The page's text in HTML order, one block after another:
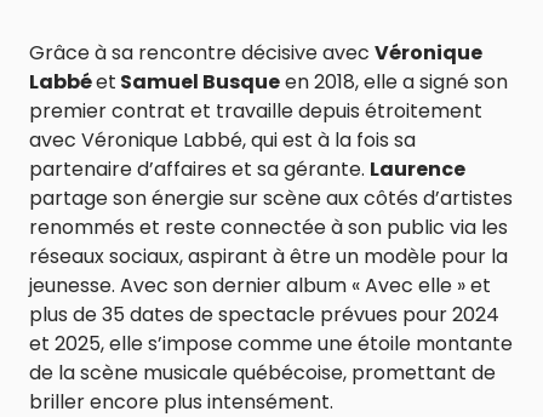
Grâce à sa rencontre décisive avec Véronique
Labbéet Samuel Busqueen 2018, elle a signé son
premier contrat et travaille depuis étroitement
avec Véronique Labbé, qui est à la fois sa
partenaire d’affaires et sa gérante. Laurence
partage son énergie sur scène aux côtés d’artistes
renommés et reste connectée à son public via les
réseaux sociaux, aspirant à être un modèle pour la
jeunesse. Avec son dernier album « Avec elle » et
plus de 35 dates de spectacle prévues pour 2024
et 2025, elle s’impose comme une étoile montante
de la scène musicale québécoise, promettant de
briller encore plus intensément.